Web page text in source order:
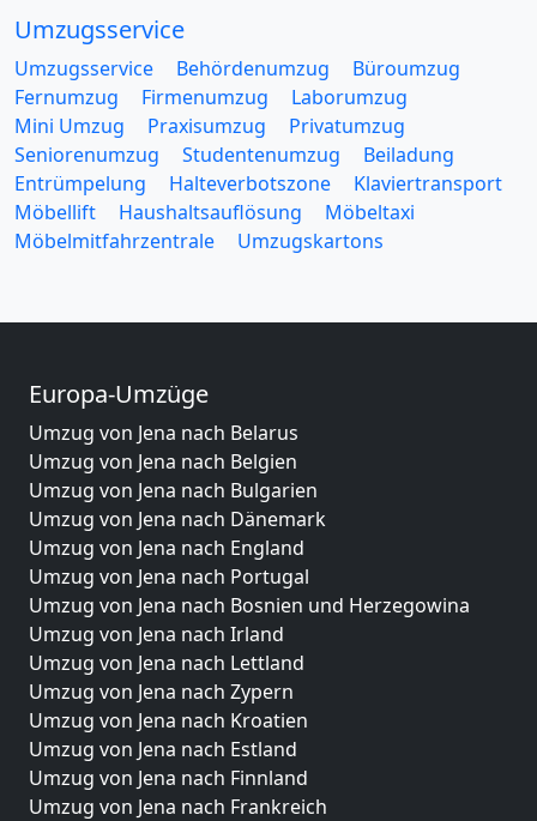
Umzugsservice
Umzugsservice Behördenumzug
Büroumzug
Fernumzug
Firmenumzug
Laborumzug
Mini Umzug
Praxisumzug
Privatumzug
Seniorenumzug
Studentenumzug
Beiladung
Entrümpelung
Halteverbotszone
Klaviertransport
Möbellift
Haushaltsauflösung
Möbeltaxi
Möbelmitfahrzentrale
Umzugskartons
Europa-Umzüge
Umzug von Jena nach Belarus
Umzug von Jena nach Belgien
Umzug von Jena nach Bulgarien
Umzug von Jena nach Dänemark
Umzug von Jena nach England
Umzug von Jena nach Portugal
Umzug von Jena nach Bosnien und Herzegowina
Umzug von Jena nach Irland
Umzug von Jena nach Lettland
Umzug von Jena nach Zypern
Umzug von Jena nach Kroatien
Umzug von Jena nach Estland
Umzug von Jena nach Finnland
Umzug von Jena nach Frankreich